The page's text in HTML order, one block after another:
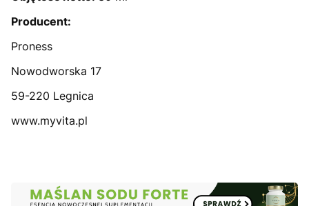
Producent:
Proness
Nowodworska 17
59-220 Legnica
www.myvita.pl